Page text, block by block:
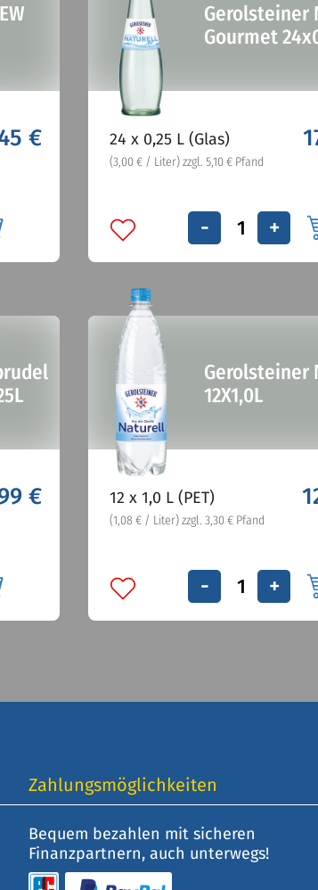
€
Gerolsteiner
Gourmet
24 x 0,25 L (Glas)
(3,00 € / Liter) zzgl. 5,10 € Pfand
- +
€
Gerolsteiner
12X1,0L
12 x 1,0 L (PET)
(1,08 € / Liter) zzgl. 3,30 € Pfand
- +
Zahlungsmöglichkeiten
Bequem bezahlen mit sicheren
Finanzpartnern, auch unterwegs!